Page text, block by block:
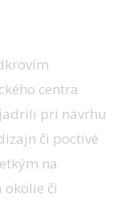
centra
pri návrhu
či poctivé
na
okolie či